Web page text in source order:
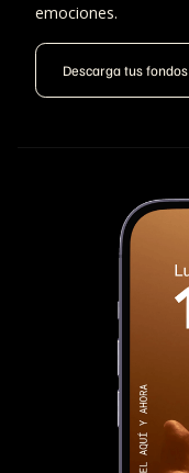
emociones.
Descarga tus fondos